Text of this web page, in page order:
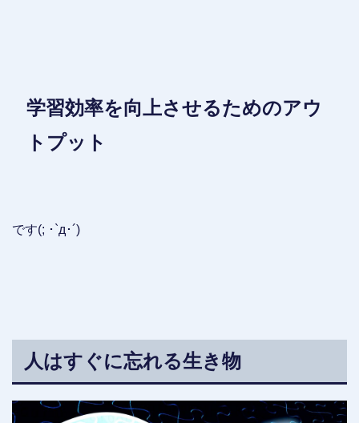
学習効率を向上させるためのアウ
トプット
です(; ･`д･´)
人はすぐに忘れる生き物